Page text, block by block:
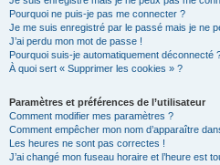
Pourquoi ne puis-je pas me connecter ?
Je me suis enregistré par le passé mais je ne
J’ai perdu mon mot de passe !
Pourquoi suis-je automatiquement déconnecté
À quoi sert « Supprimer les cookies » ?
Paramètres et préférences de l’utilisateur
Comment modifier mes paramètres ?
Comment empêcher mon nom d’apparaître
Les heures ne sont pas correctes !
J’ai changé mon fuseau horaire et l’heure est